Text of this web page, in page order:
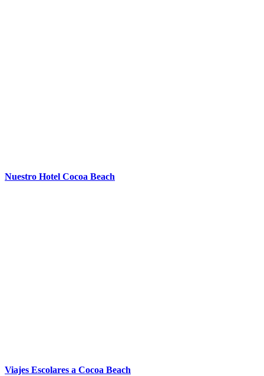
Nuestro Hotel Cocoa Beach
Viajes Escolares a Cocoa Beach